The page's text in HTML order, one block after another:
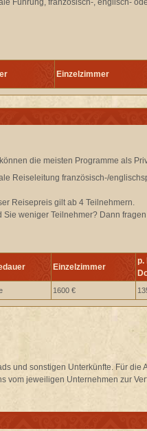
Führung, französisch-, englisch-
Einzelzimmer
die meisten Programme als
Reiseleitung französisch-/
Reisepreis gilt ab 4 Teilnehmern.
Sie weniger Teilnehmer? Dann
Einzelzimmer
p.
1600 €
und sonstigen Unterkünfte. Für
vom jeweiligen Unternehmen zur